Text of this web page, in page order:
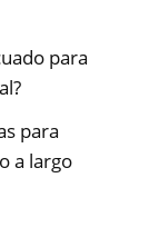
para
para
a largo